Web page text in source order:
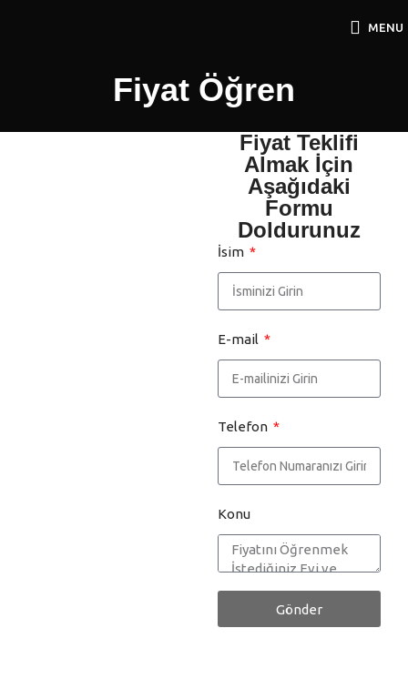
MENU
Fiyat Öğren
Fiyat Teklifi
Almak İçin
Aşağıdaki
Formu
Doldurunuz
İsim
E-mail
Telefon
Konu
Gönder